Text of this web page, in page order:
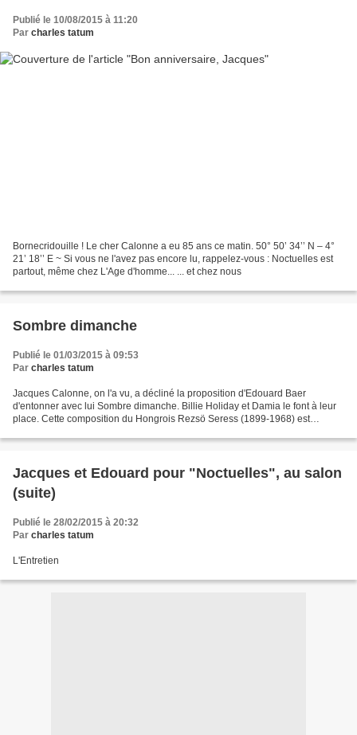
Publié le 10/08/2015 à 11:20
Par charles tatum
Bornecridouille ! Le cher Calonne a eu 85 ans ce matin. 50° 50’ 34’’ N – 4°
21’ 18’’ E ~ Si vous ne l'avez pas encore lu, rappelez-vous : Noctuelles est
partout, même chez L'Age d'homme... ... et chez nous
Sombre dimanche
Publié le 01/03/2015 à 09:53
Par charles tatum
Jacques Calonne, on l'a vu, a décliné la proposition d'Edouard Baer
d'entonner avec lui Sombre dimanche. Billie Holiday et Damia le font à leur
place. Cette composition du Hongrois Rezsö Seress (1899-1968) est
Jacques et Edouard pour "Noctuelles", au salon
(suite)
Publié le 28/02/2015 à 20:32
Par charles tatum
L'Entretien